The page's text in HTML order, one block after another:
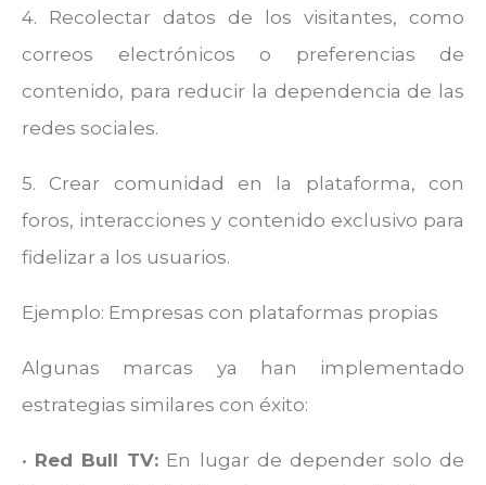
4. Recolectar datos de los visitantes, como
correos electrónicos o preferencias de
contenido, para reducir la dependencia de las
redes sociales.
5. Crear comunidad en la plataforma, con
foros, interacciones y contenido exclusivo para
fidelizar a los usuarios.
Ejemplo: Empresas con plataformas propias
Algunas marcas ya han implementado
estrategias similares con éxito:
• Red Bull TV: En lugar de depender solo de